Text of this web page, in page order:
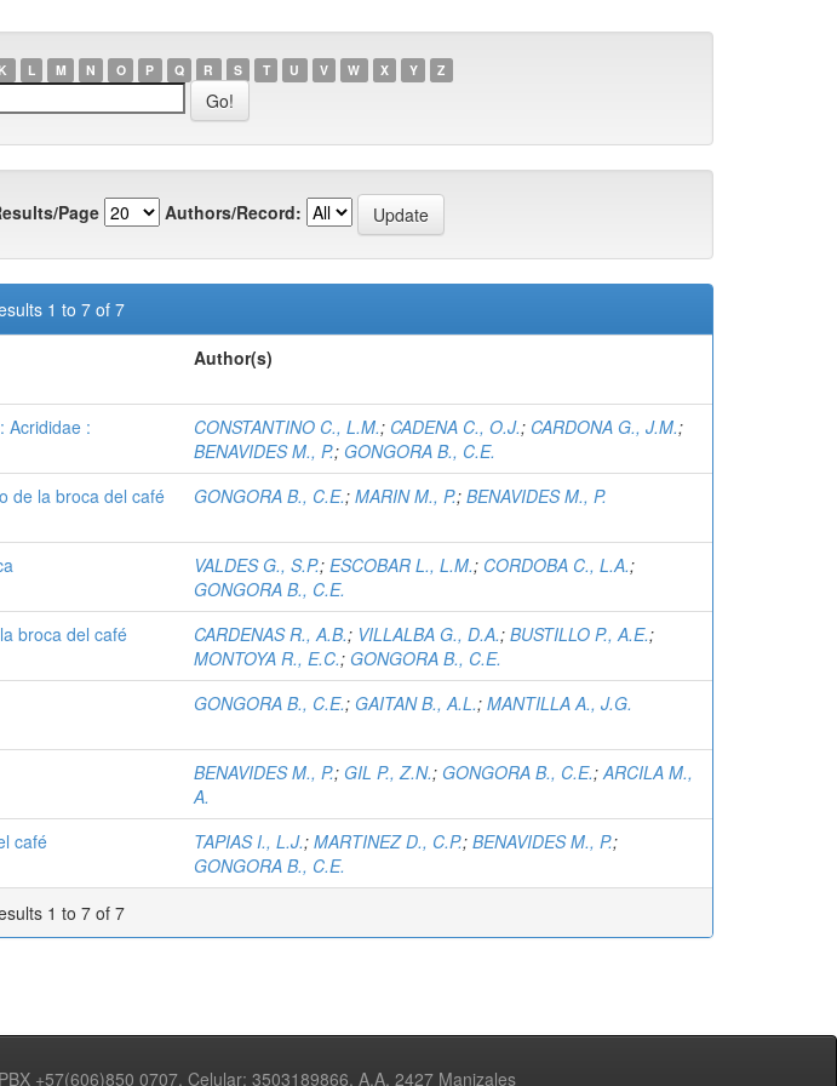
K L M N O P Q R S T U V W X Y Z
Page Authors/Record:
1 to 7 of 7
Author(s)
Acrididae :
CONSTANTINO C., L.M.; CADENA C., O.J.; CARDONA G., J.M.;
BENAVIDES M., P.; GONGORA B., C.E.
de la broca del café GONGORA B., C.E.; MARIN M., P.; BENAVIDES M., P.
VALDES G., S.P.; ESCOBAR L., L.M.; CORDOBA C., L.A.;
GONGORA B., C.E.
broca del café CARDENAS R., A.B.; VILLALBA G., D.A.; BUSTILLO P., A.E.;
MONTOYA R., E.C.; GONGORA B., C.E.
GONGORA B., C.E.; GAITAN B., A.L.; MANTILLA A., J.G.
BENAVIDES M., P.; GIL P., Z.N.; GONGORA B., C.E.;ARCILA M.,
A.
café TAPIAS I., L.J.; MARTINEZ D., C.P.; BENAVIDES M., P.;
GONGORA B., C.E.
1 to 7 of 7
+57(606)850 0707, Celular: 3503189866, A.A. 2427 Manizales